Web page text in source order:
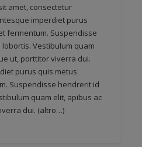
amet, consectetur
imperdiet purus
fermentum. Suspendisse
Vestibulum quam
ut, porttitor viverra dui.
purus quis metus
Suspendisse hendrerit id
quam elit, apibus ac
dui. (altro…)